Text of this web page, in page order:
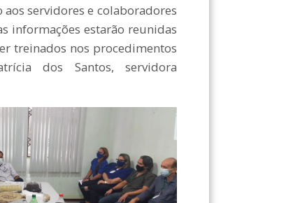
servidores e colaboradores
informações estarão reunidas
treinados nos procedimentos
dos Santos, servidora